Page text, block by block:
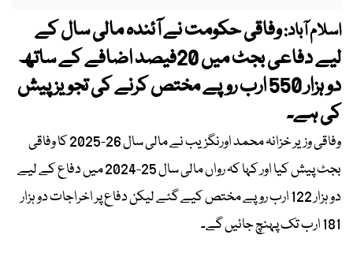
اسلام آباد:وفاقی حکومت نے آئندہ مالی سال کے
لیے دفاعی بجٹ میں 20فیصد اضافے کے ساتھ
دو ہزار 550 ارب روپے مختص کرنے کی تجویز پیش
کی ہے۔
وفاقی وزیر خزانہ محمد اورنگزیب نے مالی سال 26-2025 کا وفاقی
بجٹ پیش کیا اور کہا کہ رواں مالی سال 25-2024 میں دفاع کے لیے
دو ہزار 122 ارب روپے مختص کیے گئے لیکن دفاع پر اخراجات دو ہزار
181 ارب تک پہنچ جائیں گے۔